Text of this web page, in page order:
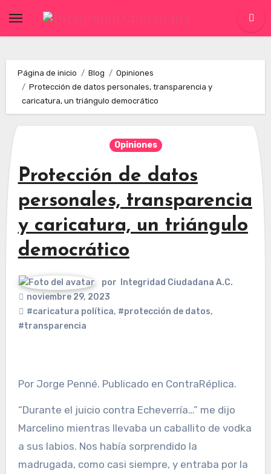
Página de inicio Blog
Opiniones
Protección de datos personales, transparencia y
caricatura, un triángulo democrático
Opiniones
Protección de datos
personales, transparencia
y caricatura, un triángulo
democrático
por
Integridad Ciudadana A.C.
noviembre 29, 2023
#caricatura política, #protección de datos,
#transparencia
Por Jorge Penné. Publicado en ContraRéplica.
“Durante el juicio contra Echeverría…” me dijo
Marcelino mientras llevaba un caballito de vodka
a sus labios. Nos había sorprendido la
madrugada, como casi siempre, y entraba por la